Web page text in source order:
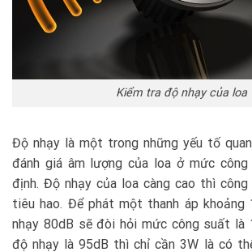
Kiểm tra độ nhạy của loa
Độ nhạy là một trong những yếu tố
đánh giá âm lượng của loa ở mức
định. Độ nhạy của loa càng cao thì
tiêu hao. Để phát một thanh áp khoảng
nhạy 80dB sẽ đòi hỏi mức công suất là
độ nhạy là 95dB thì chỉ cần 3W là có